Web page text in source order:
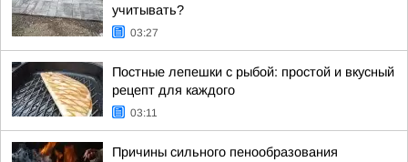
учитывать?
03:27
Постные лепешки с рыбой: простой и вкусный
рецепт для каждого
03:11
Причины сильного пенообразования